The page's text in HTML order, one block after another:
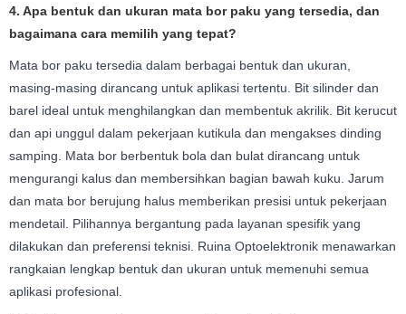
4. Apa bentuk dan ukuran mata bor paku yang tersedia, dan
bagaimana cara memilih yang tepat?
Mata bor paku tersedia dalam berbagai bentuk dan ukuran,
masing-masing dirancang untuk aplikasi tertentu. Bit silinder dan
barel ideal untuk menghilangkan dan membentuk akrilik. Bit kerucut
dan api unggul dalam pekerjaan kutikula dan mengakses dinding
samping. Mata bor berbentuk bola dan bulat dirancang untuk
mengurangi kalus dan membersihkan bagian bawah kuku. Jarum
dan mata bor berujung halus memberikan presisi untuk pekerjaan
mendetail. Pilihannya bergantung pada layanan spesifik yang
dilakukan dan preferensi teknisi. Ruina Optoelektronik menawarkan
rangkaian lengkap bentuk dan ukuran untuk memenuhi semua
aplikasi profesional.